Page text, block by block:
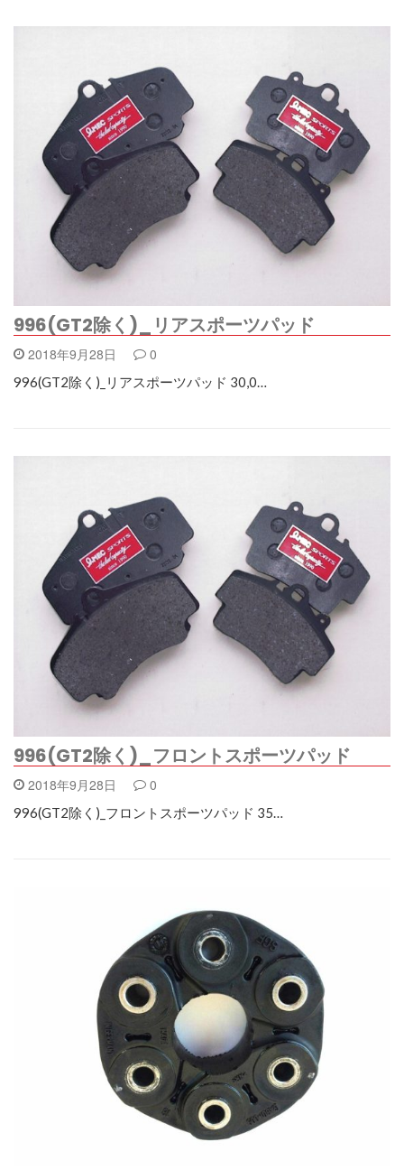
996(GT2除く)_リアスポーツパッド
2018年9月28日 0
996(GT2除く)_リアスポーツパッド 30,0…
996(GT2除く)_フロントスポーツパッド
2018年9月28日 0
996(GT2除く)_フロントスポーツパッド 35…